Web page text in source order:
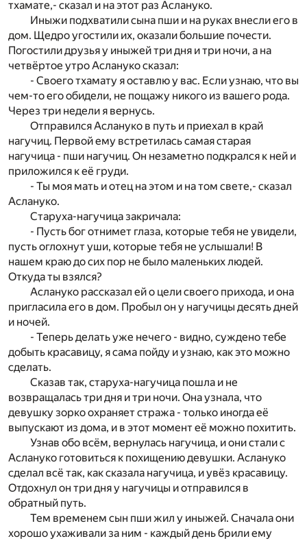
тхамате,- сказал и на этот раз Аслануко.
Иныжи подхватили сына пши и на руках внесли его в
дом. Щедро угостили их, оказали большие почести.
Погостили друзья у иныжей три дня и три ночи, а на
четвёртое утро Аслануко сказал:
- Своего тхамату я оставлю у вас. Если узнаю, что вы
чем-то его обидели, не пощажу никого из вашего рода.
Через три недели я вернусь.
Отправился Аслануко в путь и приехал в край
нагучиц. Первой ему встретилась самая старая
нагучица - пши нагучиц. Он незаметно подкрался к ней и
приложился к её груди.
- Ты моя мать и отец на этом и на том свете,- сказал
Аслануко.
Старуха-нагучица закричала:
- Пусть бог отнимет глаза, которые тебя не увидели,
пусть оглохнут уши, которые тебя не услышали! В
нашем краю до сих пор не было маленьких людей.
Откуда ты взялся?
Аслануко рассказал ей о цели своего прихода, и она
пригласила его в дом. Пробыл он у нагучицы десять дней
и ночей.
- Теперь делать уже нечего - видно, суждено тебе
добыть красавицу, я сама пойду и узнаю, как это можно
сделать.
Сказав так, старуха-нагучица пошла и не
возвращалась три дня и три ночи. Она узнала, что
девушку зорко охраняет стража - только иногда её
выпускают из дома, и в этот момент её можно похитить.
Узнав обо всём, вернулась нагучица, и они стали с
Аслануко готовиться к похищению девушки. Аслануко
сделал всё так, как сказала нагучица, и увёз красавицу.
Отдохнул он три дня у нагучицы и отправился в
обратный путь.
Тем временем сын пши жил у иныжей. Сначала они
хорошо ухаживали за ним - каждый день брили ему